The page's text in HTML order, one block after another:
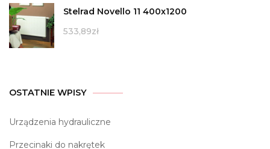
Stelrad Novello 11 400x1200
533,89zł
OSTATNIE WPISY
Urządzenia hydrauliczne
Przecinaki do nakrętek